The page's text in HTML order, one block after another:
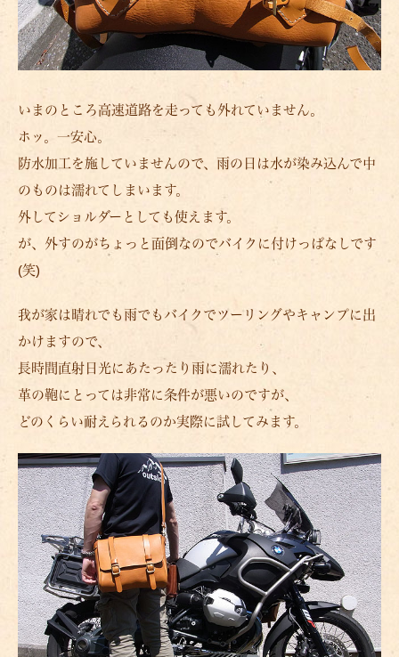
いまのところ高速道路を走っても外れていません。
ホッ。一安心。
防水加工を施していませんので、雨の日は水が染み込んで中
のものは濡れてしまいます。
外してショルダーとしても使えます。
が、外すのがちょっと面倒なのでバイクに付けっぱなしです
(笑)
我が家は晴れでも雨でもバイクでツーリングやキャンプに出
かけますので、
長時間直射日光にあたったり雨に濡れたり、
革の鞄にとっては非常に条件が悪いのですが、
どのくらい耐えられるのか実際に試してみます。